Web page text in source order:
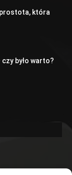
która
było warto?